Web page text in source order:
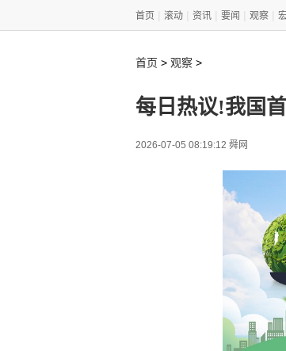
首页 滚动 资讯 要闻 观察
首页 > 观察 >
每日热议!我国
2026-07-05 08:19:12 舜网